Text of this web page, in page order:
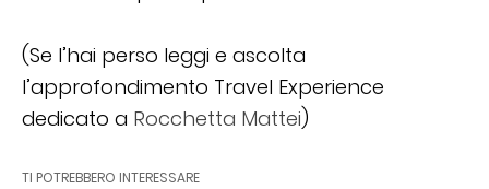
(Se l’hai perso leggi e ascolta
l’approfondimento Travel Experience
dedicato a Rocchetta Mattei)
TI POTREBBERO INTERESSARE